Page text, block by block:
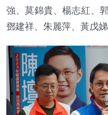
強、莫錦貴、楊志紅、
鄧建祥、朱麗萍、黃戊